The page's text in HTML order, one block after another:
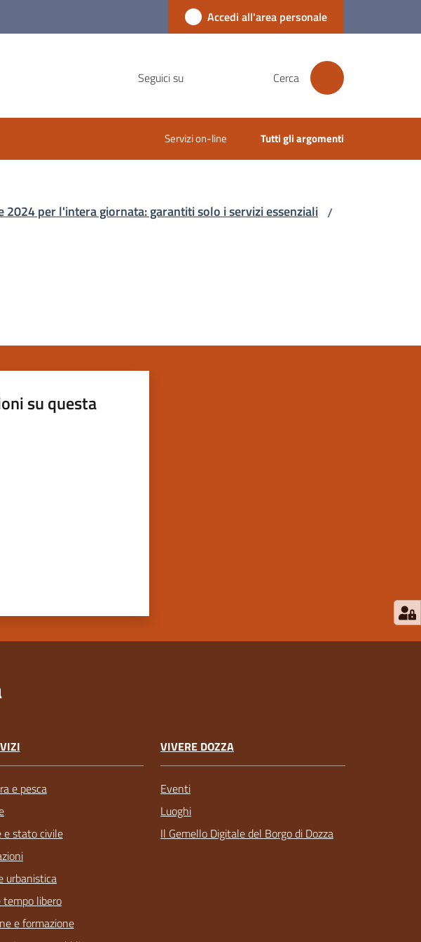
Accedi all'area personale
Seguici su Cerca
Servizi on-line Tutti gli argomenti
per l'intera giornata: garantiti solo i servizi essenziali /
su questa
e pesca
e stato civile
urbanistica
tempo libero
e formazione
VIVERE DOZZA
Eventi
Luoghi
Il Gemello Digitale del Borgo di Dozza